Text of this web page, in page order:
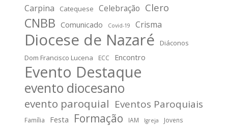
Carpina Catequese Celebração Clero
CNBB Comunicado Covid-19 Crisma
Diocese de Nazaré
Diáconos
Dom Francisco Lucena
ECC Encontro
Evento Destaque
evento diocesano
evento paroquial Eventos Paroquiais
Família Festa Formação IAM Igreja Jovens